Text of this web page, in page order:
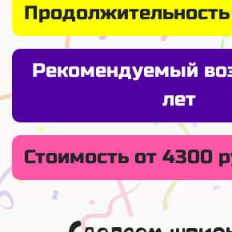
Продолжительность
Рекомендуемый
лет
Стоимость от 4300